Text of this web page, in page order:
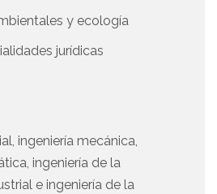
y ecología
jurídicas
ingeniería mecánica,
ingeniería de la
e ingeniería de la